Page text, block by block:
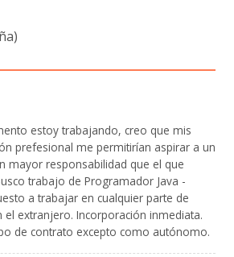
)
estoy trabajando, creo que mis
prefesional me permitirían aspirar a un
mayor responsabilidad que el que
trabajo de Programador Java -
a trabajar en cualquier parte de
el extranjero. Incorporación inmediata.
de contrato excepto como autónomo.